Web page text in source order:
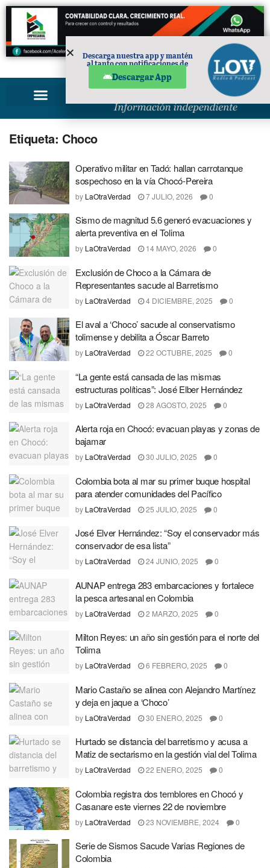
PUBLICIDAD
Etiqueta: Choco
Operativo militar en Tadó: hallan carrotanque
sospechoso en la vía Chocó-Pereira
by LaOtraVerdad 7 JULIO, 2026 0
Sismo de magnitud 5.6 generó evacuaciones y
alerta preventiva en el Tolima
by LaOtraVerdad 14 MAYO, 2026 0
Exclusión de Choco a la Cámara de
Representantes sacude al Barretismo
by LaOtraVerdad 4 DICIEMBRE, 2025 0
El aval a ‘Choco’ sacude al conservatismo
tolimense y debilita a Óscar Barreto
by LaOtraVerdad 22 OCTUBRE, 2025 0
“La gente está cansada de las mismas
estructuras políticas”: José Elber Hernández
by LaOtraVerdad 28 AGOSTO, 2025 0
Alerta roja en Chocó: evacuan playas y zonas de
bajamar
by LaOtraVerdad 30 JULIO, 2025 0
Colombia bota al mar su primer buque hospital
para atender comunidades del Pacífico
by LaOtraVerdad 25 JULIO, 2025 0
José Elver Hernández: “Soy el conservador más
conservador de esa lista”
by LaOtraVerdad 24 JUNIO, 2025 0
AUNAP entrega 283 embarcaciones y fortalece
la pesca artesanal en Colombia
by LaOtraVerdad 2 MARZO, 2025 0
Milton Reyes: un año sin gestión para el norte del
Tolima
by LaOtraVerdad 6 FEBRERO, 2025 0
Mario Castaño se alinea con Alejandro Martínez
y deja en jaque a ‘Choco’
by LaOtraVerdad 30 ENERO, 2025 0
Hurtado se distancia del barretismo y acusa a
Matiz de sectarismo en la gestión vial del Tolima
by LaOtraVerdad 22 ENERO, 2025 0
Colombia registra dos temblores en Chocó y
Casanare este viernes 22 de noviembre
by LaOtraVerdad 23 NOVIEMBRE, 2024 0
Serie de Sismos Sacude Varias Regiones de
Colombia
Descarga nuestra app y mantén
al tanto con notificaciones de
Descargar App